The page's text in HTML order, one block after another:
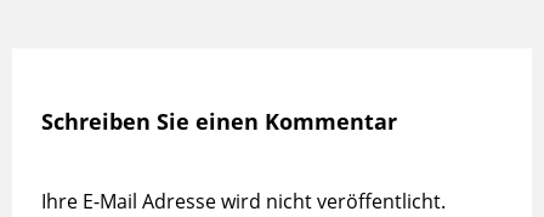
Schreiben Sie einen Kommentar
Ihre E-Mail Adresse wird nicht veröffentlicht.